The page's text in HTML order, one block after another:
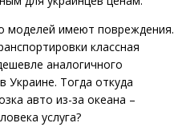
имеют повреждения.
классная
аналогичного
Украине. Тогда откуда
авто из-за океана –
услуга?